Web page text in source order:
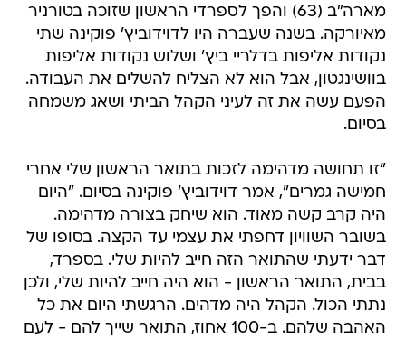
מארה"ב (63) והפך לספרדי הראשון שזוכה בטורניר
מאיורקה. בשנה שעברה היו לדוידוביץ' פוקינה שתי
נקודות אליפות בדלריי ביץ' ושלוש נקודות אליפות
בוושינגטון, אבל הוא לא הצליח להשלים את העבודה.
הפעם עשה את זה לעיני הקהל הביתי ושאג משמחה
בסיום.
"זו תחושה מדהימה לזכות בתואר הראשון שלי אחרי
חמישה גמרים", אמר דוידוביץ' פוקינה בסיום. "היום
היה קרב קשה מאוד. הוא שיחק בצורה מדהימה.
בשובר השוויון דחפתי את עצמי עד הקצה. בסופו של
דבר ידעתי שהתואר הזה חייב להיות שלי. בספרד,
בבית, התואר הראשון - הוא היה חייב להיות שלי, ולכן
נתתי הכול. הקהל היה מדהים. הרגשתי היום את כל
האהבה שלהם. ב-100 אחוז, התואר שייך להם - לעם